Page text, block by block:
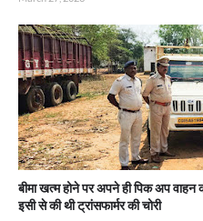
बीमा खत्म होने पर अपने ही पिक अप
इसी से की थी ट्रांसफार्मर की चोरी